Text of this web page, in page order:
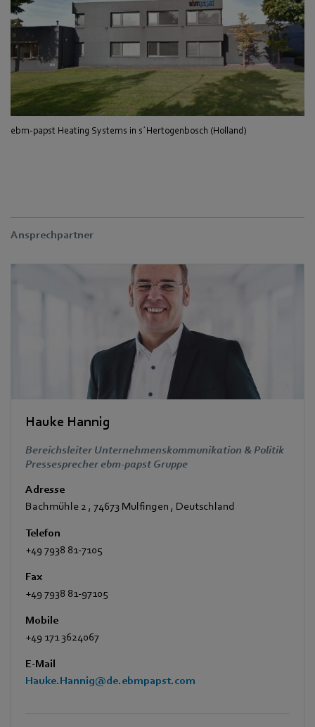
ebm-papst Heating Systems in s´Hertogenbosch (Holland)
Ansprechpartner
Hauke Hannig
Bereichsleiter Unternehmenskommunikation & Politik
Pressesprecher ebm-papst Gruppe
Adresse
Bachmühle 2 , 74673 Mulfingen , Deutschland
Telefon
+49 7938 81-7105
Fax
+49 7938 81-97105
Mobile
+49 171 3624067
E-Mail
Hauke.Hannig@de.ebmpapst.com